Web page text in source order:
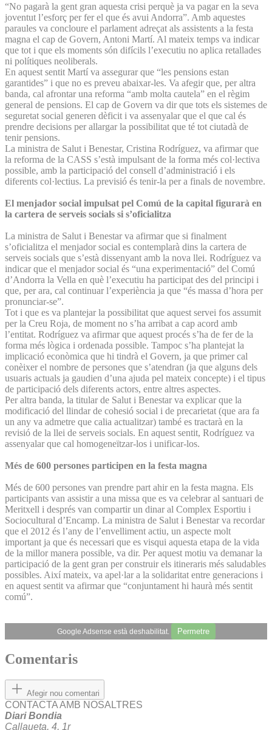
“No pagarà la gent gran aquesta crisi perquè ja va pagar en la seva
joventut l’esforç per fer el que és avui Andorra”. Amb aquestes
paraules va concloure el parlament adreçat als assistents a la festa
magna el cap de Govern, Antoni Martí. Al mateix temps va indicar
que tot i que els moments són difícils l’executiu no aplica retallades
ni polítiques neoliberals.
En aquest sentit Martí va assegurar que “les pensions estan
garantides” i que no es preveu abaixar-les. Va afegir que, per altra
banda, cal afrontar una reforma “amb molta cautela” en el règim
general de pensions. El cap de Govern va dir que tots els sistemes de
seguretat social generen dèficit i va assenyalar que el que cal és
prendre decisions per allargar la possibilitat que té tot ciutadà de
tenir pensions.
La ministra de Salut i Benestar, Cristina Rodríguez, va afirmar que
la reforma de la CASS s’està impulsant de la forma més col·lectiva
possible, amb la participació del consell d’administració i els
diferents col·lectius. La previsió és tenir-la per a finals de novembre.
El menjador social impulsat pel Comú de la capital figurarà en
la cartera de serveis socials si s’oficialitza
La ministra de Salut i Benestar va afirmar que si finalment
s’oficialitza el menjador social es contemplarà dins la cartera de
serveis socials que s’està dissenyant amb la nova llei. Rodríguez va
indicar que el menjador social és “una experimentació” del Comú
d’Andorra la Vella en què l’executiu ha participat des del principi i
que, per ara, cal continuar l’experiència ja que “és massa d’hora per
pronunciar-se”.
Tot i que es va plantejar la possibilitat que aquest servei fos assumit
per la Creu Roja, de moment no s’ha arribat a cap acord amb
l’entitat. Rodríguez va afirmar que aquest procés s’ha de fer de la
forma més lògica i ordenada possible. Tampoc s’ha plantejat la
implicació econòmica que hi tindrà el Govern, ja que primer cal
conèixer el nombre de persones que s’atendran (ja que alguns dels
usuaris actuals ja gaudien d’una ajuda pel mateix concepte) i el tipus
de participació dels diferents actors, entre altres aspectes.
Per altra banda, la titular de Salut i Benestar va explicar que la
modificació del llindar de cohesió social i de precarietat (que ara fa
un any va admetre que calia actualitzar) també es tractarà en la
revisió de la llei de serveis socials. En aquest sentit, Rodríguez va
assenyalar que cal homogeneïtzar-los i unificar-los.
Més de 600 persones participen en la festa magna
Més de 600 persones van prendre part ahir en la festa magna. Els
participants van assistir a una missa que es va celebrar al santuari de
Meritxell i després van compartir un dinar al Complex Esportiu i
Sociocultural d’Encamp. La ministra de Salut i Benestar va recordar
que el 2012 és l’any de l’envelliment actiu, un aspecte molt
important ja que és necessari que es visqui aquesta etapa de la vida
de la millor manera possible, va dir. Per aquest motiu va demanar la
participació de la gent gran per construir els itineraris més saludables
possibles. Així mateix, va apel·lar a la solidaritat entre generacions i
en aquest sentit va afirmar que “conjuntament hi haurà més sentit
comú”.
Google Adsense està deshabilitat. Permetre
Comentaris
Afegir nou comentari
CONTACTA AMB NOSALTRES
Diari Bondia
Callaueta, 4, 1r